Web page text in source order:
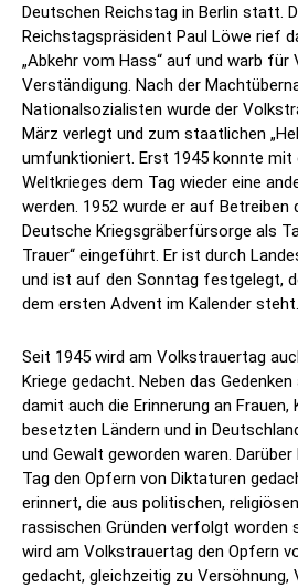
Deutschen Reichstag in Berlin statt.
Reichstagspräsident Paul Löwe rief
„Abkehr vom Hass“ auf und warb für
Verständigung. Nach der
Nationalsozialisten wurde der
März verlegt und zum staatlichen
umfunktioniert. Erst 1945 konnte mit
Weltkrieges dem Tag wieder eine
werden. 1952 wurde er auf Betreiben
Deutsche Kriegsgräberfürsorge als
Trauer“ eingeführt. Er ist durch
und ist auf den Sonntag festgelegt,
dem ersten Advent im Kalender steht.
Seit 1945 wird am Volkstrauertag
Kriege gedacht. Neben das
damit auch die Erinnerung an Frauen,
besetzten Ländern und in
und Gewalt geworden waren.
Tag den Opfern von Diktaturen
erinnert, die aus politischen,
rassischen Gründen verfolgt worden
wird am Volkstrauertag den Opfern
gedacht, gleichzeitig zu Versöhnung,